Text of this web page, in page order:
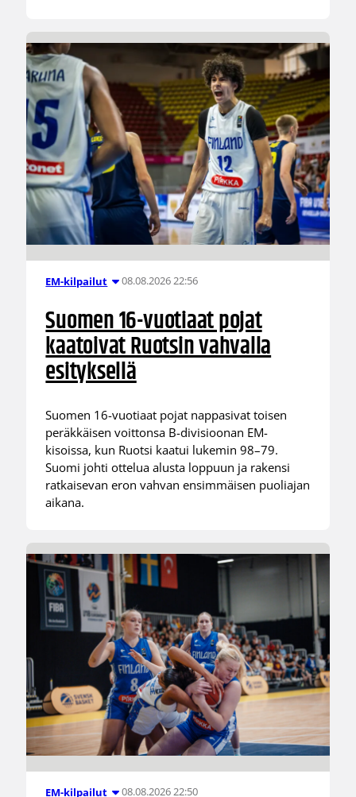
EM-kilpailut 08.08.2026 22:56
Suomen 16-vuotiaat pojat
kaatoivat Ruotsin vahvalla
esityksellä
Suomen 16-vuotiaat pojat nappasivat toisen
peräkkäisen voittonsa B-divisioonan EM-
kisoissa, kun Ruotsi kaatui lukemin 98–79.
Suomi johti ottelua alusta loppuun ja rakensi
ratkaisevan eron vahvan ensimmäisen puoliajan
aikana.
EM-kilpailut 08.08.2026 22:50